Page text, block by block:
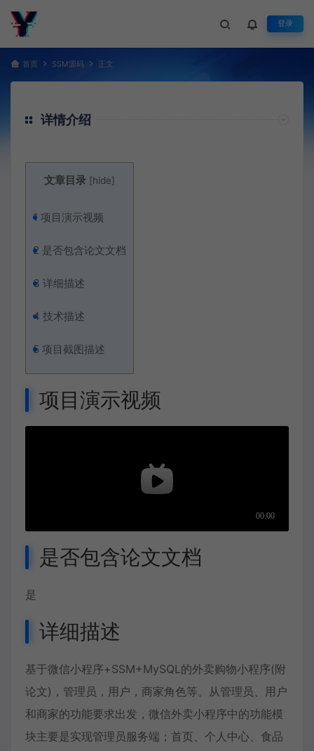
登录
首页 SSM源码 正文
详情介绍
文章目录 [hide]
1 项目演示视频
2 是否包含论文文档
3 详细描述
4 技术描述
5 项目截图描述
项目演示视频
是否包含论文文档
是
详细描述
基于微信小程序+SSM+MySQL的外卖购物小程序(附
论文)，管理员，用户，商家角色等。从管理员、用户
和商家的功能要求出发，微信外卖小程序中的功能模
块主要是实现管理员服务端；首页、个人中心、食品